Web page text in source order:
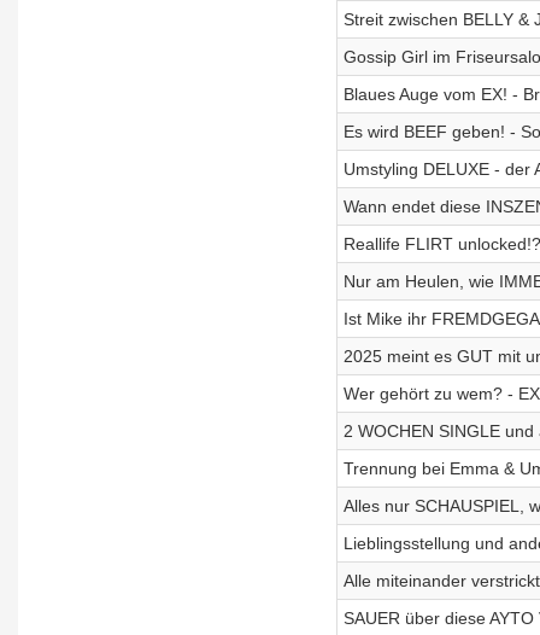
Streit zwischen BELLY &
Gossip Girl im
Blaues Auge vom EX! -
Es wird BEEF geben! -
Umstyling DELUXE - der
Wann endet diese
Reallife FLIRT
Nur am Heulen, wie
Ist Mike ihr
2025 meint es GUT mit
Wer gehört zu wem? -
2 WOCHEN SINGLE
Trennung bei Emma &
Alles nur SCHAUSPIEL,
Lieblingsstellung und
Alle miteinander
SAUER über diese